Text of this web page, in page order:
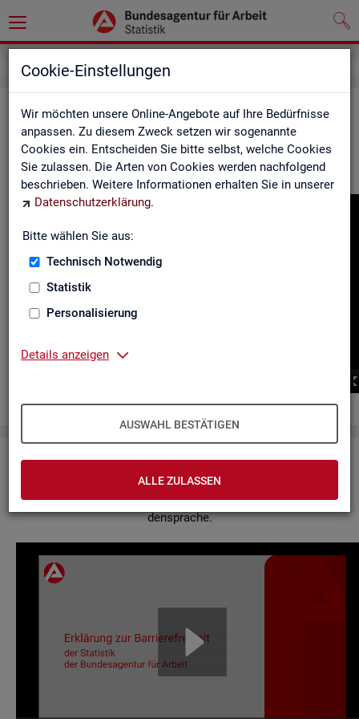
Cookie-Einstellungen
Wir möchten unsere Online-Angebote auf Ihre Bedürfnisse
anpassen. Zu diesem Zweck setzen wir sogenannte
Cookies ein. Entscheiden Sie bitte selbst, welche Cookies
Sie zulassen. Die Arten von Cookies werden nachfolgend
beschrieben. Weitere Informationen erhalten Sie in unserer
Datenschutzerklärung.
Bitte wählen Sie aus:
Technisch Notwendig
Statistik
Personalisierung
Details anzeigen
AUSWAHL BESTÄTIGEN
ALLE ZULASSEN
In­for­ma­tio­nen in Ge­bär­den­spra­che
Hier fin­den Sie unser In­for­ma­ti­ons­vi­deo in Deut­scher Ge­bär­
den­spra­che.
Video-
er
Er­klä­rung zur Bar­rie­re­frei­heit
Hier fin­den Sie un­se­re Er­klä­rung zur Bar­rie­re­frei­heit in Ge­bär­
den­spra­che.